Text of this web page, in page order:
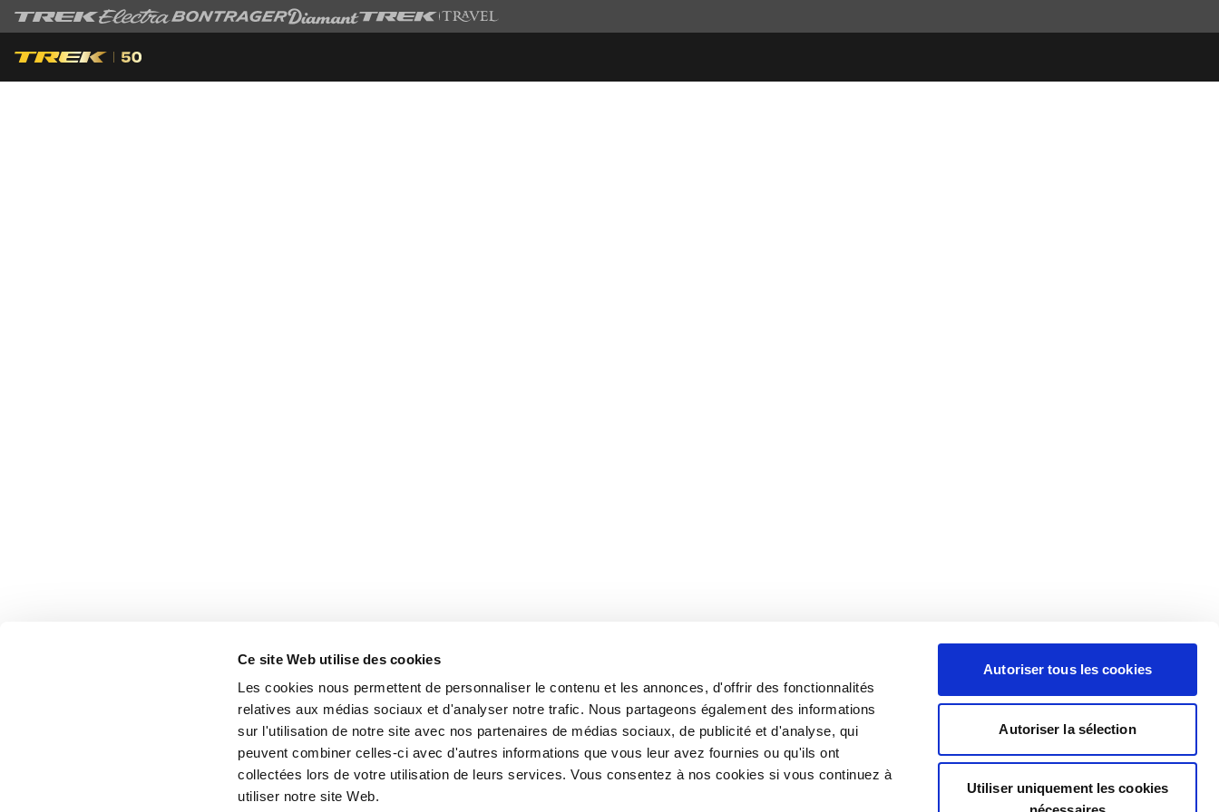
Ce site Web utilise des cookies
Les cookies nous permettent de personnaliser le contenu et les annonces, d'offrir des fonctionnalités
relatives aux médias sociaux et d'analyser notre trafic. Nous partageons également des informations
sur l'utilisation de notre site avec nos partenaires de médias sociaux, de publicité et d'analyse, qui
peuvent combiner celles-ci avec d'autres informations que vous leur avez fournies ou qu'ils ont
collectées lors de votre utilisation de leurs services. Vous consentez à nos cookies si vous continuez à
utiliser notre site Web.
Autoriser tous les cookies
Autoriser la sélection
Utiliser uniquement les cookies